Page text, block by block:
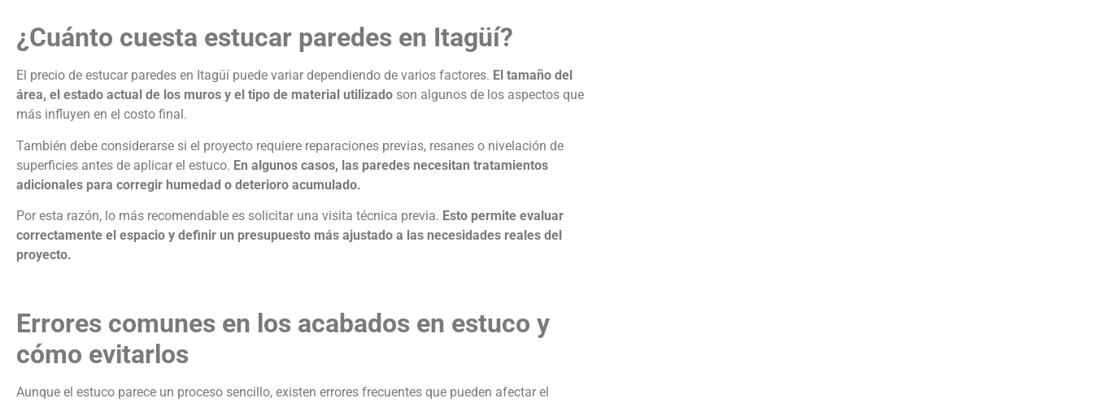
¿Cuánto cuesta estucar paredes en Itagüí?
El precio de estucar paredes en Itagüí puede variar dependiendo de varios factores. El tamaño del
área, el estado actual de los muros y el tipo de material utilizado son algunos de los aspectos que
más influyen en el costo final.
También debe considerarse si el proyecto requiere reparaciones previas, resanes o nivelación de
superficies antes de aplicar el estuco. En algunos casos, las paredes necesitan tratamientos
adicionales para corregir humedad o deterioro acumulado.
Por esta razón, lo más recomendable es solicitar una visita técnica previa. Esto permite evaluar
correctamente el espacio y definir un presupuesto más ajustado a las necesidades reales del
proyecto.
Errores comunes en los acabados en estuco y
cómo evitarlos
Aunque el estuco parece un proceso sencillo, existen errores frecuentes que pueden afectar el